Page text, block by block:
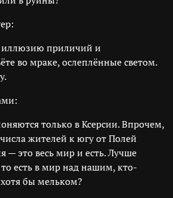
иллюзию приличий и
во мраке, ослеплённые светом.
только в Ксерсии. Впрочем,
жителей к югу от Полей
— это весь мир и есть. Лучше
есть в мир над нашим, кто-
бы мельком?